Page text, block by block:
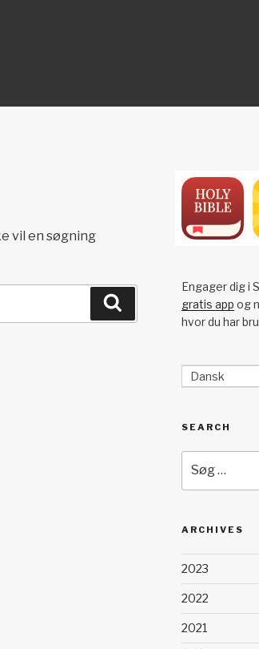
vil en søgning
Engager dig i
gratis app og
hvor du har
Dansk
SEARCH
efter:
ARCHIVES
2023
2022
2021